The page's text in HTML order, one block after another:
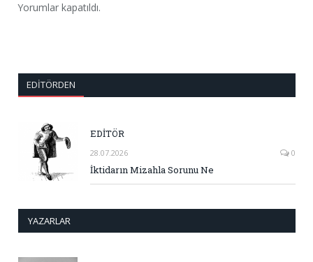
Yorumlar kapatıldı.
EDITÖRDEN
EDİTÖR
28.07.2026 0
İktidarın Mizahla Sorunu Ne
YAZARLAR